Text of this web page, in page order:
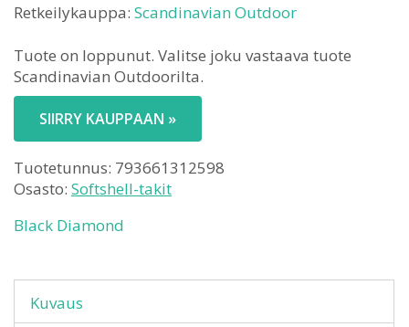
Retkeilykauppa: Scandinavian Outdoor
Tuote on loppunut. Valitse joku vastaava tuote
Scandinavian Outdoorilta.
SIIRRY KAUPPAAN »
Tuotetunnus: 793661312598
Osasto: Softshell-takit
Black Diamond
Kuvaus